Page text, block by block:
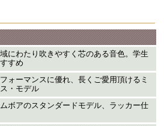
にわたり吹きやすく芯のある音色。学生
すめ
ォーマンスに優れ、長くご愛用頂けるミ
・モデル
ボアのスタンダードモデル、ラッカー仕